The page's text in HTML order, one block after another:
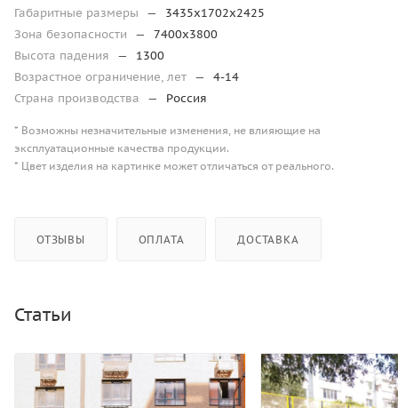
Габаритные размеры
—
3435х1702х2425
Зона безопасности
—
7400х3800
Высота падения
—
1300
Возрастное ограничение, лет —
4-14
Страна производства
— Россия
* Возможны незначительные изменения, не влияющие на
эксплуатационные качества продукции.
* Цвет изделия на картинке может отличаться от реального.
ОТЗЫВЫ ОПЛАТА ДОСТАВКА
Статьи